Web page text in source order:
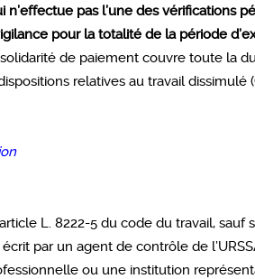
n’effectue pas l’une des vérifications
pour la totalité de la période
de paiement couvre toute la
relatives au travail dissimulé
L. 8222-5 du code du travail, sauf
par un agent de contrôle de
ou une institution